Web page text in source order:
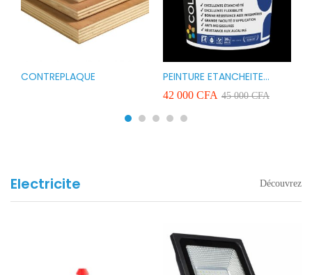
CONTREPLAQUE
PEINTURE ETANCHEITE
COLORIS SEAFLEX 20KG
COULEUR ROUGE BLANC
VERT ET GRIS
42 000 CFA 45 000CFA
Electricite Découvrez